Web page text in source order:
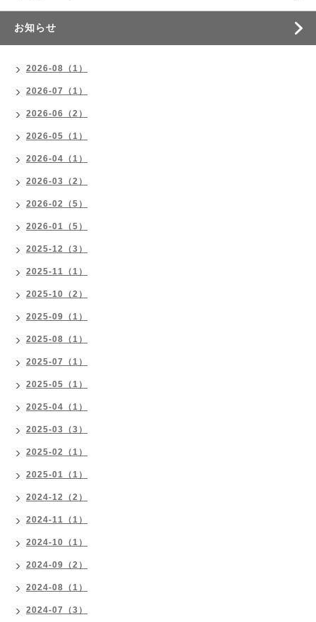
お知らせ
2026-08（1）
2026-07（1）
2026-06（2）
2026-05（1）
2026-04（1）
2026-03（2）
2026-02（5）
2026-01（5）
2025-12（3）
2025-11（1）
2025-10（2）
2025-09（1）
2025-08（1）
2025-07（1）
2025-05（1）
2025-04（1）
2025-03（3）
2025-02（1）
2025-01（1）
2024-12（2）
2024-11（1）
2024-10（1）
2024-09（2）
2024-08（1）
2024-07（3）